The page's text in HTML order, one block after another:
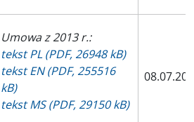
Umowa z 2013 r.:
tekst PL (PDF, 26948 kB)
tekst EN (PDF, 255516
kB)
tekst MS (PDF, 29150 kB)